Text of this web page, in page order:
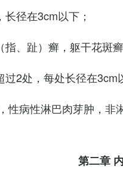
长径在3cm以下；
指、趾）癣，躯干花斑癣
2处，每处长径在3cm
性病性淋巴肉芽肿，
第二章